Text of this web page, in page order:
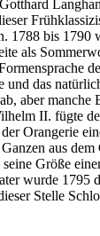
1788 bis 1790
als
und das
aber manche
II. fügte
Orangerie
aus
Größe
wurde 1795
Stelle